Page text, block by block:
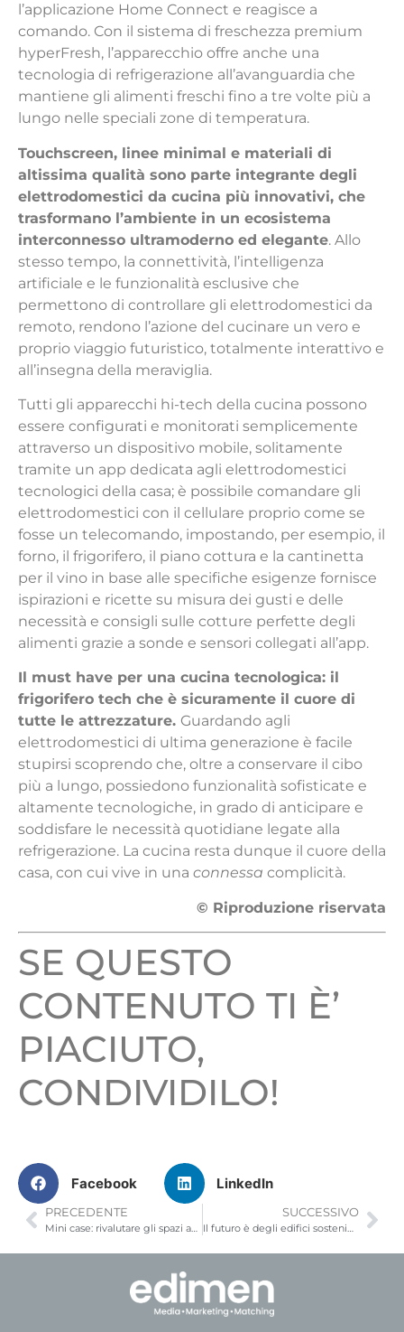
l’applicazione Home Connect e reagisce a
comando. Con il sistema di freschezza premium
hyperFresh, l’apparecchio offre anche una
tecnologia di refrigerazione all’avanguardia che
mantiene gli alimenti freschi fino a tre volte più a
lungo nelle speciali zone di temperatura.
Touchscreen, linee minimal e materiali di
altissima qualità sono parte integrante degli
elettrodomestici da cucina più innovativi, che
trasformano l’ambiente in un ecosistema
interconnesso ultramoderno ed elegante. Allo
stesso tempo, la connettività, l’intelligenza
artificiale e le funzionalità esclusive che
permettono di controllare gli elettrodomestici da
remoto, rendono l’azione del cucinare un vero e
proprio viaggio futuristico, totalmente interattivo e
all’insegna della meraviglia.
Tutti gli apparecchi hi-tech della cucina possono
essere configurati e monitorati semplicemente
attraverso un dispositivo mobile, solitamente
tramite un app dedicata agli elettrodomestici
tecnologici della casa; è possibile comandare gli
elettrodomestici con il cellulare proprio come se
fosse un telecomando, impostando, per esempio, il
forno, il frigorifero, il piano cottura e la cantinetta
per il vino in base alle specifiche esigenze fornisce
ispirazioni e ricette su misura dei gusti e delle
necessità e consigli sulle cotture perfette degli
alimenti grazie a sonde e sensori collegati all’app.
Il must have per una cucina tecnologica: il
frigorifero tech che è sicuramente il cuore di
tutte le attrezzature. Guardando agli
elettrodomestici di ultima generazione è facile
stupirsi scoprendo che, oltre a conservare il cibo
più a lungo, possiedono funzionalità sofisticate e
altamente tecnologiche, in grado di anticipare e
soddisfare le necessità quotidiane legate alla
refrigerazione. La cucina resta dunque il cuore della
casa, con cui vive in una connessa complicità.
© Riproduzione riservata
SE QUESTO
CONTENUTO TI È’
PIACIUTO,
CONDIVIDILO!
Facebook LinkedIn
PRECEDENTE
Mini case: rivalutare gli spazi abitativi
SUCCESSIVO
Il futuro è degli edifici sostenibili